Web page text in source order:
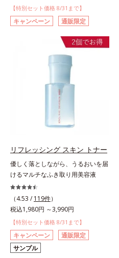
【特別セット価格 8/31まで】
キャンペーン 通販限定
リフレッシング スキン トナー
優しく落としながら、うるおいを届
けるマルチなふき取り用美容液
（4.53 / 119件）
税込1,980円 ～3,990円
【特別セット価格 8/31まで】
キャンペーン
通販限定
サンプル